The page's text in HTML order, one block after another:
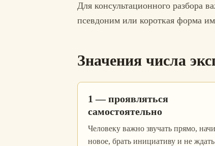
Для консультационного разбора
псевдоним или короткая форма
Значения числа
1 — проявляться
самостоятельно
Человеку важно звучать прямо,
новое, брать инициативу и не ждать